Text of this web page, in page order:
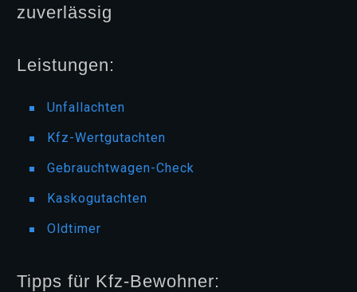
zuverlässig
Leistungen:
Unfallachten
Kfz-Wertgutachten
Gebrauchtwagen-Check
Kaskogutachten
Oldtimer
Tipps für Kfz-Bewohner: